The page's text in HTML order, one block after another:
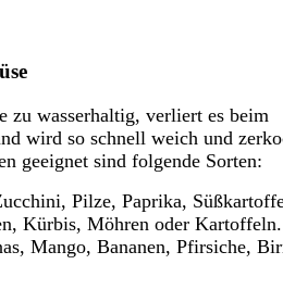
zu wasserhaltig, verliert es beim
wird so schnell weich und
geeignet sind folgende Sorten:
Pilze, Paprika,
Kürbis, Möhren oder
Mango, Bananen, Pfirsiche,